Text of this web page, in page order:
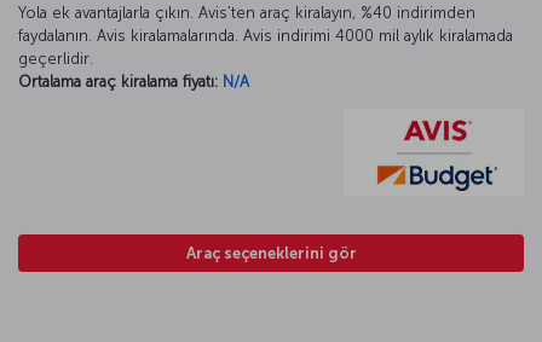
Yola ek avantajlarla çıkın. Avis’ten araç kiralayın, %40 indirimden
faydalanın. Avis kiralamalarında. Avis indirimi 4000 mil aylık kiralamada
geçerlidir.
Ortalama araç kiralama fiyatı: N/A
Araç seçeneklerini gör